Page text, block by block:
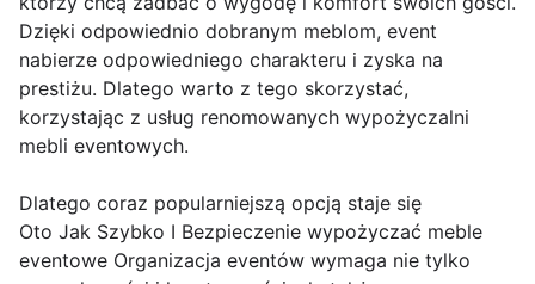
Dzięki odpowiednio dobranym meblom, event
nabierze odpowiedniego charakteru i zyska na
prestiżu. Dlatego warto z tego skorzystać,
korzystając z usług renomowanych wypożyczalni
mebli eventowych.
Dlatego coraz popularniejszą opcją staje się
Oto Jak Szybko I Bezpieczenie wypożyczać meble
eventowe Organizacja eventów wymaga nie tylko